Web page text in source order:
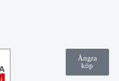
Ångra
köp